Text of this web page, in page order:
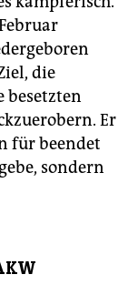
die
Er
für beendet
sondern